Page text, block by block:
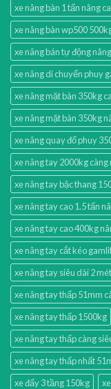
xe nâng bàn 1 tấn nâng
xe nâng bàn wp500
xe nâng bán tự động
xe nâng di chuyển phuy
xe nâng mặt bàn 350kg
xe nâng mặt bàn 350kg
xe nâng quay đổ phuy
xe nâng tay 2000kg càng
xe nâng tay bậc thang
xe nâng tay cao 1.5 tấn
xe nâng tay cao 400kg
xe nâng tay cắt kéo
xe nâng tay siêu dài 2
xe nâng tay thấp 51mm
xe nâng tay thấp 1500kg
xe nâng tay thấp càng
xe nâng tay thấp nhất
xe đẩy 3 tầng 150kg